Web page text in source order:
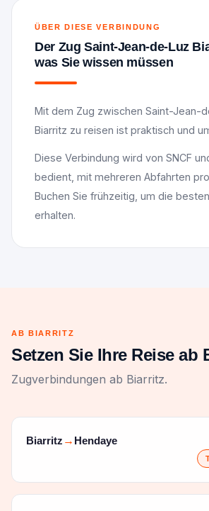
ÜBER DIESE VERBINDUNG
Der Zug Saint-Jean-de-Luz
was Sie wissen müssen
Mit dem Zug zwischen Saint-Jean-
Biarritz zu reisen ist praktisch und
Diese Verbindung wird von SNCF
bedient, mit mehreren Abfahrten
Buchen Sie frühzeitig, um die
erhalten.
AB BIARRITZ
Setzen Sie Ihre Reise ab
Zugverbindungen ab Biarritz.
Biarritz → Hendaye